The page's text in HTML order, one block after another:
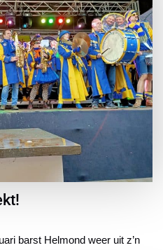
barst Helmond weer uit z’n